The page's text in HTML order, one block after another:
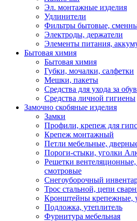
Эл. монтажные изделия
Удлинители
Фильтры бытовые,
Электроды, держатели
Элементы питания,
Бытовая химия
Бытовая химия
Губки, мочалки, салфетки
Мешки, пакеты
Средства для ухода за
Средства личной гигиены
Замочно скобяные изделия
Замки
Профили, крепеж для
Крепеж монтажный
Петли мебельные,
Пороги-стыки, уголки
Решетки
смотровые
Снегоуборочный
Трос стальной, цепи
Кронштейны крепежные,
Подложка, утеплитель
Фурнитура мебельная